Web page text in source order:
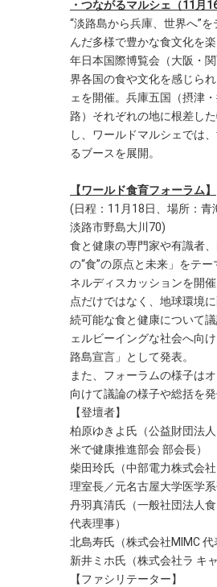
・つながるマルシェ（11月
“淡路島から兵庫、世界へ”
んだ多様で豊かな食文化を
年日本国際博覧会（大阪・
界各国の食や文化を感じら
ェを開催。兵庫五国（摂津
路）それぞれの地に根差し
し、ワールドマルシェでは
るブースを展開。
【ワールド食育フォーラム】
(日程：11月18日、場所：青
淡路市野島大川70)
食と健康の専門家や有識者
の“食”の原点と未来」をテ
ネルディスカッションを開
点だけではなく、地球環境
続可能な食と健康について
ェルビーイングな社会へ向
路島宣言」として発表。
また、フォーラムの様子は
向けて議論の様子や総括を発
【登壇者】
柏原ゆきよ氏（公益財団法
米で健康推進部会 部会長）
柴田玲氏（中部電力株式会
理室長／元名古屋大学医学系
丹羽真清氏（一般社団法人
代表理事）
北島寿氏（株式会社MIMC 代
新井ミホ氏（株式会社ラ キ
【ファシリテーター】